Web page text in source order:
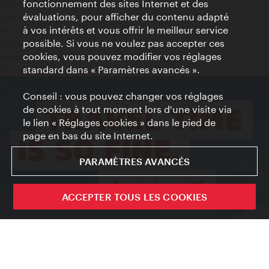
Charte sur le respect de la vie privée
Terms of Use
Accessibilité
Contact presse
Paramètres de cookies
© Copyright WienTourismus
fonctionnement des sites Internet et des
évaluations, pour afficher du contenu adapté
à vos intérêts et vous offrir le meilleur service
possible. Si vous ne voulez pas accepter ces
cookies, vous pouvez modifier vos réglages
standard dans « Paramètres avancés ».
Conseil : vous pouvez changer vos réglages
de cookies à tout moment lors d'une visite via
le lien « Réglages cookies » dans le pied de
page en bas du site Internet.
PARAMÈTRES AVANCÉS
ACCEPTER TOUS LES COOKIES